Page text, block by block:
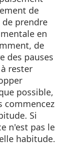
de
prendre
en
de
des pauses
rester
possible,
commencez
Si
n'est pas le
habitude.